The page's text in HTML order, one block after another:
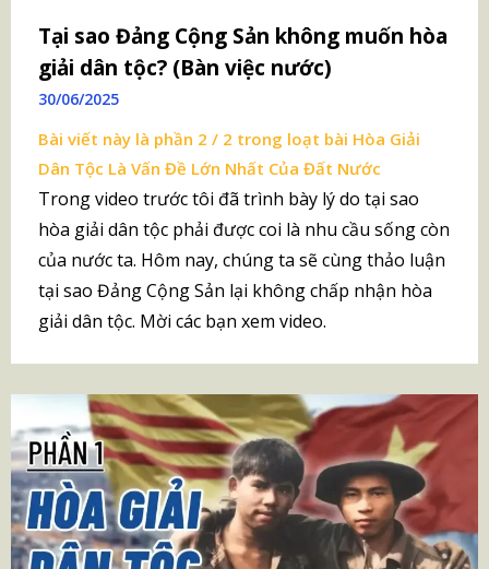
Tại sao Đảng Cộng Sản không muốn hòa
giải dân tộc? (Bàn việc nước)
30/06/2025
Bài viết này là phần 2 / 2 trong loạt bài Hòa Giải
Dân Tộc Là Vấn Đề Lớn Nhất Của Đất Nước
Trong video trước tôi đã trình bày lý do tại sao
hòa giải dân tộc phải được coi là nhu cầu sống còn
của nước ta. Hôm nay, chúng ta sẽ cùng thảo luận
tại sao Đảng Cộng Sản lại không chấp nhận hòa
giải dân tộc. Mời các bạn xem video.